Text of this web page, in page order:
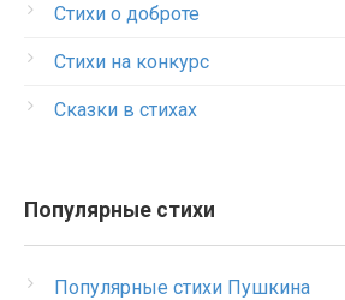
Стихи о доброте
Стихи на конкурс
Сказки в стихах
Популярные стихи
Популярные стихи Пушкина